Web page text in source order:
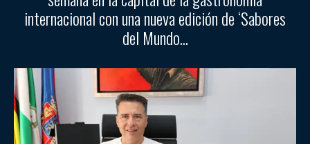
internacional con una nueva edición de ‘Sabores
del Mundo...